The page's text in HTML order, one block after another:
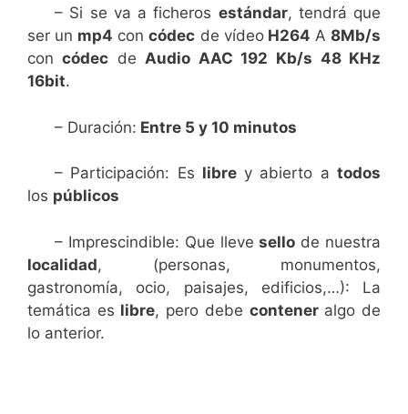
– Si se va a ficheros estándar, tendrá que
ser un mp4 concódec de vídeoH264 A8Mb/s
concódec de Audio AAC 192 Kb/s 48 KHz
16bit.
– Duración: Entre 5 y 10 minutos
– Participación: Es librey abierto atodos
los públicos
– Imprescindible: Que llevesello de nuestra
localidad, (personas, monumentos,
gastronomía, ocio, paisajes, edificios,…): La
temática es libre, pero debe conteneralgo de
lo anterior.